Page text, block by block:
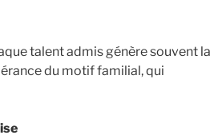
talent admis génère souvent la
du motif familial, qui